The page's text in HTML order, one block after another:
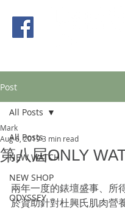
Post
All Posts
NEW WATCH
NEW SHOP
ODYSSEY
All Posts
第八屆ONLY
Mark
Aug 6, 20193 min read
兩年一度的錶壇盛事、所
於資助針對杜興氏肌肉營